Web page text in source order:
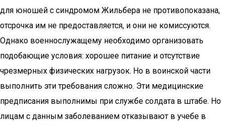
для юношей с синдромом Жильбера не противопоказана,
отсрочка им не предоставляется, и они не комиссуются.
Однако военнослужащему необходимо организовать
подобающие условия: хорошее питание и отсутствие
чрезмерных физических нагрузок. Но в воинской части
выполнить эти требования сложно. Эти медицинские
предписания выполнимы при службе солдата в штабе. Но
лицам с данным заболеванием отказывают в учебе в